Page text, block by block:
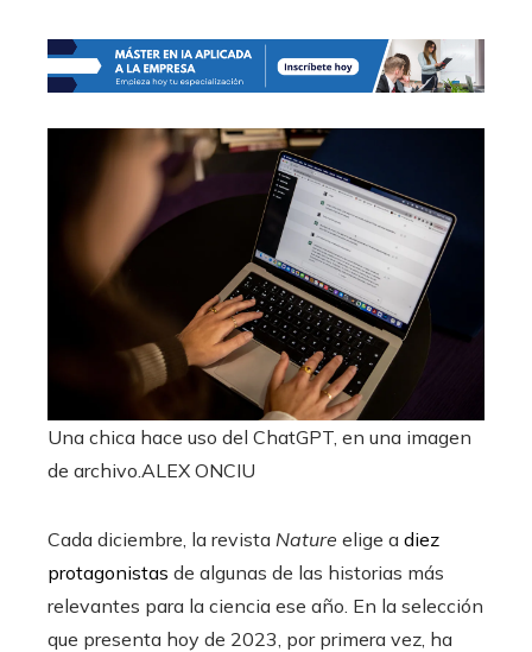
Una chica hace uso del ChatGPT, en una imagen
de archivo. ALEX ONCIU
Cada diciembre, la revista Nature elige a diez
protagonistas de algunas de las historias más
relevantes para la ciencia ese año. En la selección
que presenta hoy de 2023, por primera vez, ha